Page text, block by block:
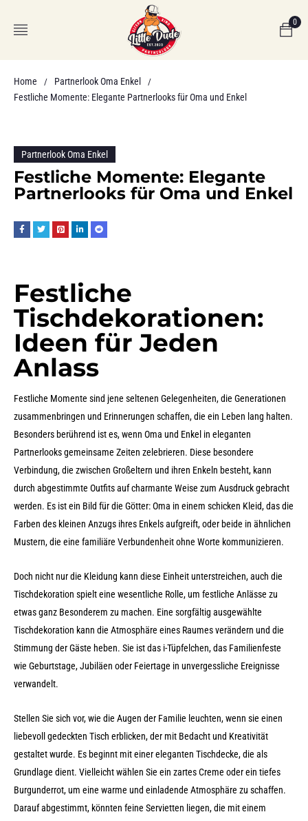
0
Home / Partnerlook Oma Enkel /
Festliche Momente: Elegante Partnerlooks für Oma und Enkel
Partnerlook Oma Enkel
Festliche Momente: Elegante
Partnerlooks für Oma und Enkel
Festliche
Tischdekorationen:
Ideen für Jeden
Anlass
Festliche Momente sind jene seltenen Gelegenheiten, die Generationen
zusammenbringen und Erinnerungen schaffen, die ein Leben lang halten.
Besonders berührend ist es, wenn Oma und Enkel in eleganten
Partnerlooks gemeinsame Zeiten zelebrieren. Diese besondere
Verbindung, die zwischen Großeltern und ihren Enkeln besteht, kann
durch abgestimmte Outfits auf charmante Weise zum Ausdruck gebracht
werden. Es ist ein Bild für die Götter: Oma in einem schicken Kleid, das die
Farben des kleinen Anzugs ihres Enkels aufgreift, oder beide in ähnlichen
Mustern, die eine familiäre Verbundenheit ohne Worte kommunizieren.
Doch nicht nur die Kleidung kann diese Einheit unterstreichen, auch die
Tischdekoration spielt eine wesentliche Rolle, um festliche Anlässe zu
etwas ganz Besonderem zu machen. Eine sorgfältig ausgewählte
Tischdekoration kann die Atmosphäre eines Raumes verändern und die
Stimmung der Gäste heben. Sie ist das i-Tüpfelchen, das Familienfeste
wie Geburtstage, Jubiläen oder Feiertage in unvergessliche Ereignisse
verwandelt.
Stellen Sie sich vor, wie die Augen der Familie leuchten, wenn sie einen
liebevoll gedeckten Tisch erblicken, der mit Bedacht und Kreativität
gestaltet wurde. Es beginnt mit einer eleganten Tischdecke, die als
Grundlage dient. Vielleicht wählen Sie ein zartes Creme oder ein tiefes
Burgunderrot, um eine warme und einladende Atmosphäre zu schaffen.
Darauf abgestimmt, könnten feine Servietten liegen, die mit einem